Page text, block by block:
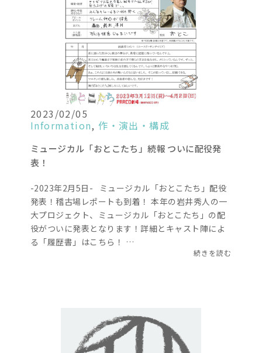
2023/02/05
Information,作・演出・構成
ミュージカル「おとこたち」続報 ついに配役発
表！
-2023年2月5日- ミュージカル「おとこたち」配役
発表！稽古場レポートも到着！ 本年の岩井秀人の一
大プロジェクト、ミュージカル「おとこたち」の配
役がついに発表となります！詳細とキャスト陣によ
る「履歴書」はこちら！ …
続きを読む